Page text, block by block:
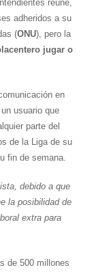
reúne,
adheridos a su
(ONU), pero la
jugar o
en
usuario que
parte del
de la Liga de su
fin de semana.
debido a que
la posibilidad de
extra para
de 500 millones